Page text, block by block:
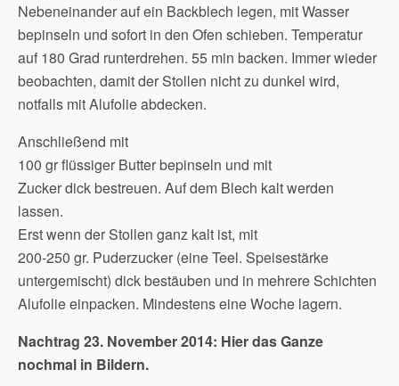
Nebeneinander auf ein Backblech legen, mit Wasser
bepinseln und sofort in den Ofen schieben. Temperatur
auf 180 Grad runterdrehen. 55 min backen. Immer wieder
beobachten, damit der Stollen nicht zu dunkel wird,
notfalls mit Alufolie abdecken.
Anschließend mit
100 gr flüssiger Butter bepinseln und mit
Zucker dick bestreuen. Auf dem Blech kalt werden
lassen.
Erst wenn der Stollen ganz kalt ist, mit
200-250 gr. Puderzucker (eine Teel. Speisestärke
untergemischt) dick bestäuben und in mehrere Schichten
Alufolie einpacken. Mindestens eine Woche lagern.
Nachtrag 23. November 2014: Hier das Ganze
nochmal in Bildern.